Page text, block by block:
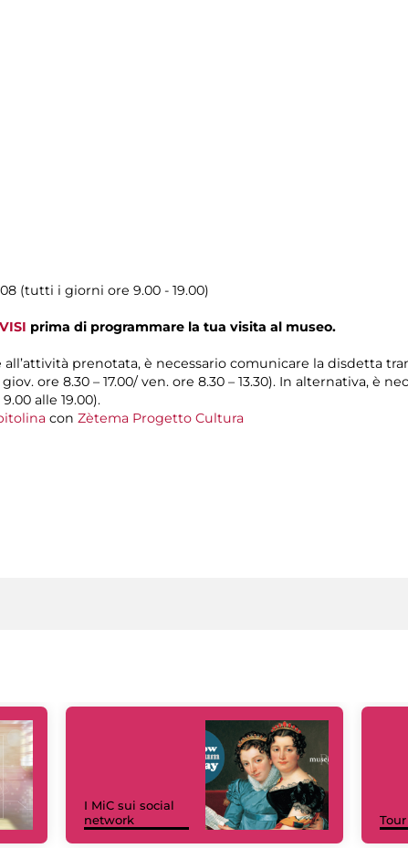
(tutti i giorni ore 9.00 - 19.00)
prima di programmare la tua visita al museo.
prenotata, è necessario comunicare la disdetta
ore 8.30 – 17.00/ ven. ore 8.30 – 13.30). In alternativa, è
alle 19.00).
con Zètema Progetto Cultura
I MiC sui social
network